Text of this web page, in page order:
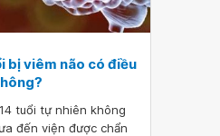
bị viêm não có điều
tuổi tự nhiên không
đến viện được chẩn